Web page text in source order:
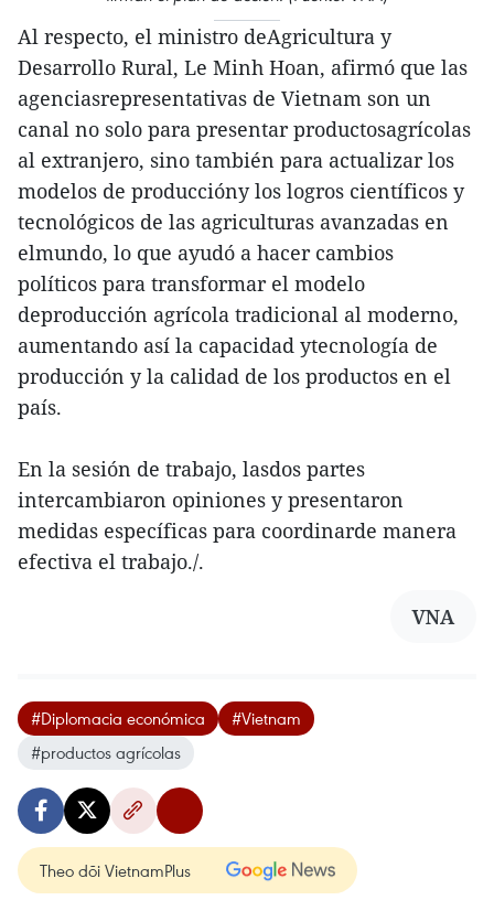
Al respecto, el ministro deAgricultura y
Desarrollo Rural, Le Minh Hoan, afirmó que las
agenciasrepresentativas de Vietnam son un
canal no solo para presentar productosagrícolas
al extranjero, sino también para actualizar los
modelos de produccióny los logros científicos y
tecnológicos de las agriculturas avanzadas en
elmundo, lo que ayudó a hacer cambios
políticos para transformar el modelo
deproducción agrícola tradicional al moderno,
aumentando así la capacidad ytecnología de
producción y la calidad de los productos en el
país.
En la sesión de trabajo, lasdos partes
intercambiaron opiniones y presentaron
medidas específicas para coordinarde manera
efectiva el trabajo./.
VNA
#Diplomacia económica
#Vietnam
#productos agrícolas
Theo dõi VietnamPlus